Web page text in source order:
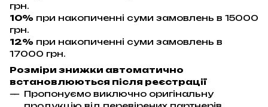
грн.
10% при накопиченні суми замовлень в 15000
грн.
12% при накопиченні суми замовлень в
17000 грн.
Розміри знижки автоматично
встановлюються після реєстрації
Пропонуємо виключно оригінальну